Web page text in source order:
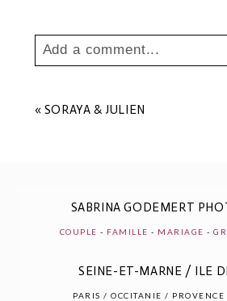
Add a comment...
Les champs marqués sont
POST COMMENT
« SORAYA & JULIEN
SABRINA GODEMERT
COUPLE - FAMILLE - MARIAGE -
SEINE-ET-MARNE / ILE
PARIS / OCCITANIE /